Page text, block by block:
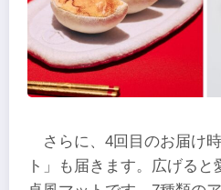
さらに、4回目のお届け
ト」も届きます。広げる